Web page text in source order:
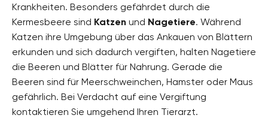
Krankheiten. Besonders gefährdet durch die
Kermesbeere sind Katzen und Nagetiere. Während
Katzen ihre Umgebung über das Ankauen von Blättern
erkunden und sich dadurch vergiften, halten Nagetiere
die Beeren und Blätter für Nahrung. Gerade die
Beeren sind für Meerschweinchen, Hamster oder Maus
gefährlich. Bei Verdacht auf eine Vergiftung
kontaktieren Sie umgehend Ihren Tierarzt.